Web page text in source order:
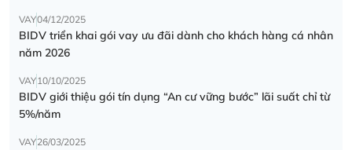
VAY04/12/2025
BIDV triển khai gói vay ưu đãi dành cho khách hàng cá nhân
năm 2026
VAY10/10/2025
BIDV giới thiệu gói tín dụng “An cư vững bước” lãi suất chỉ từ
5%/năm
VAY26/03/2025